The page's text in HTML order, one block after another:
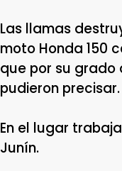
Las llamas
moto Honda 150
que por su grado
pudieron precisar.
En el lugar
Junín.